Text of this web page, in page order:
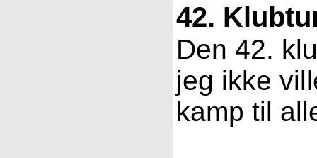
42.
Den 42.
jeg ikke
kamp til